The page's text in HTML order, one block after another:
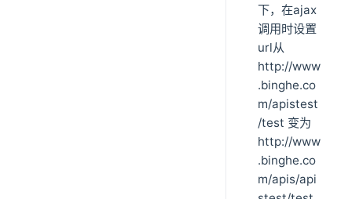
下，在ajax
调用时设置
url从
http://www
.binghe.co
m/apistest
/test 变为
http://www
.binghe.co
m/apis/api